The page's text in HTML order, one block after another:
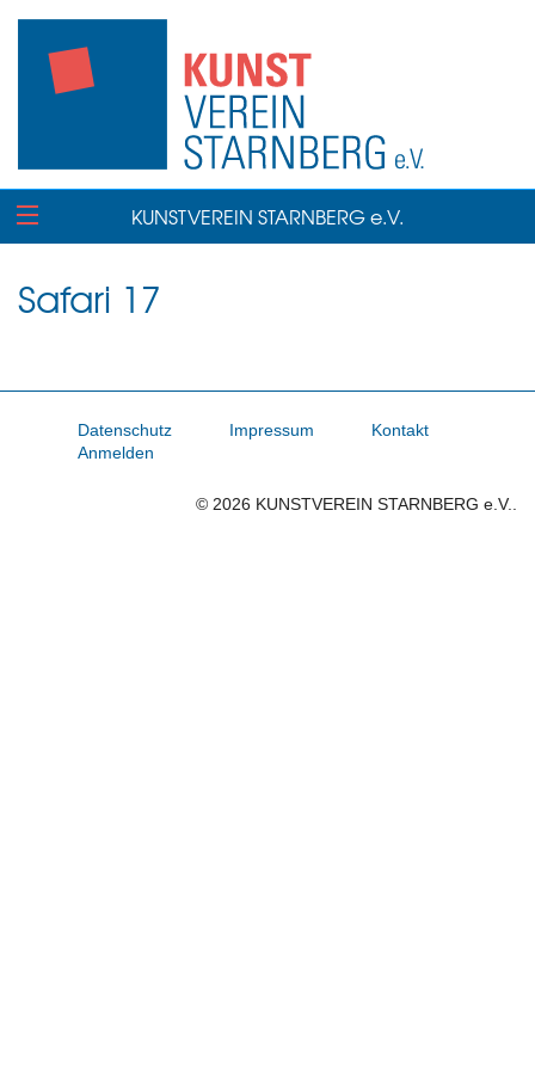
KUNSTVEREIN STARNBERG e.V.
Safari 17
Datenschutz Impressum
Kontakt
Anmelden
© 2026 KUNSTVEREIN STARNBERG e.V..